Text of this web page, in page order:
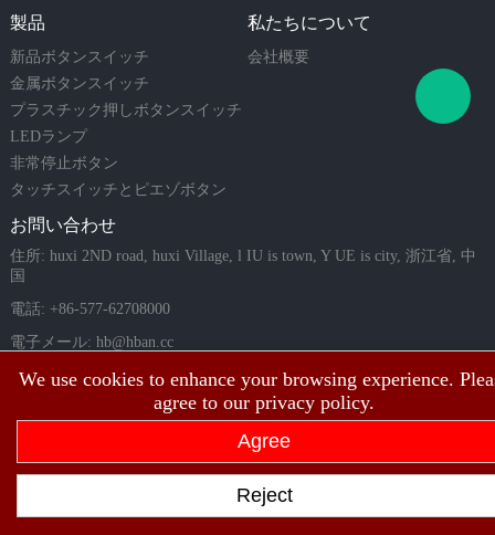
We use cookies to enhance your browsing experience.
agree to our privacy policy.
Agree
Reject
製品
新品ボタンスイッチ
金属ボタンスイッチ
プラスチック押しボタンスイッチ
LEDランプ
非常停止ボタン
タッチスイッチとピエゾボタン
私たちについて
会社概要
お問い合わせ
住所: huxi 2ND road, huxi Village, l IU is town, Y UE is city, 浙江省, 中
国
電話: +86-577-62708000
電子メール: hb@hban.cc
Copyright©2003 ~ 2026上海紅波電器有限公司の著作権所有。